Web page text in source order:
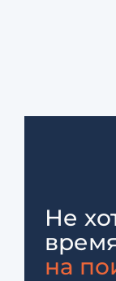
Не
на